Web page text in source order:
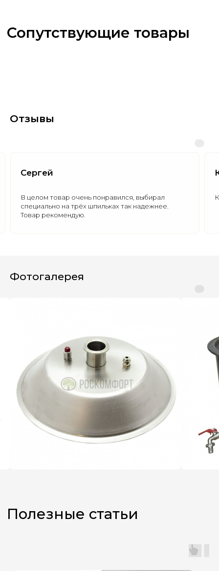
Отзывы
Сергей
В целом товар очень понравился, выбирал
специально на трёх шпильках так надежнее.
Товар рекомендую.
Фотогалерея
Полезные статьи
Оставьте заявку, и наш
менеджер поможет вам